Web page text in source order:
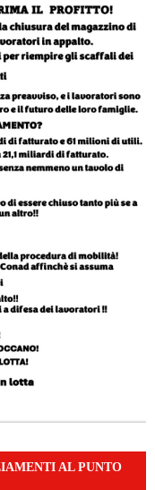
AL PUNTO